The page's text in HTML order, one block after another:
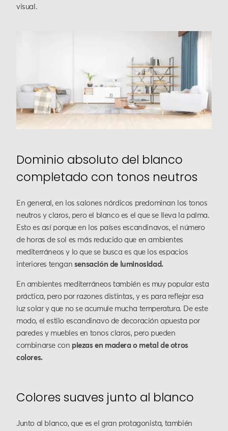
visual.
Dominio absoluto del blanco
completado con tonos neutros
En general, en los salones nórdicos predominan los tonos
neutros y claros, pero el blanco es el que se lleva la palma.
Esto es así porque en los países escandinavos, el número
de horas de sol es más reducido que en ambientes
mediterráneos y lo que se busca es que los espacios
interiores tengan sensación de luminosidad.
En ambientes mediterráneos también es muy popular esta
práctica, pero por razones distintas, y es para reflejar esa
luz solar y que no se acumule mucha temperatura. De este
modo, el estilo escandinavo de decoración apuesta por
paredes y muebles en tonos claros, pero pueden
combinarse con piezas en madera o metal de otros
colores.
Colores suaves junto al blanco
Junto al blanco, que es el gran protagonista, también